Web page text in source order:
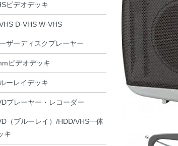
ビデオデッキ
D-VHS W-VHS
ザーディスクプレーヤー
ビデオデッキ
ーレイデッキ
プレーヤー・レコーダー
（ブルーレイ）/HDD/VHS一体
キ